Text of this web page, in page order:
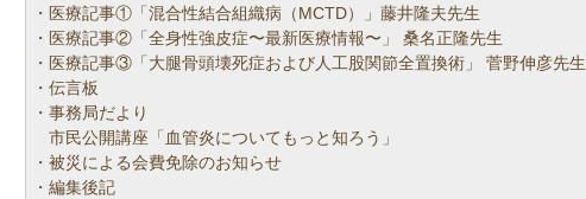
・医療記事①「混合性結合組織病（MCTD）」藤井隆夫先生
・医療記事②「全身性強皮症〜最新医療情報〜」 桑名正隆先生
・医療記事③「大腿骨頭壊死症および人工股関節全置換術」 菅野伸彦先生
・伝言板
・事務局だより
市民公開講座「血管炎についてもっと知ろう」
・被災による会費免除のお知らせ
・編集後記